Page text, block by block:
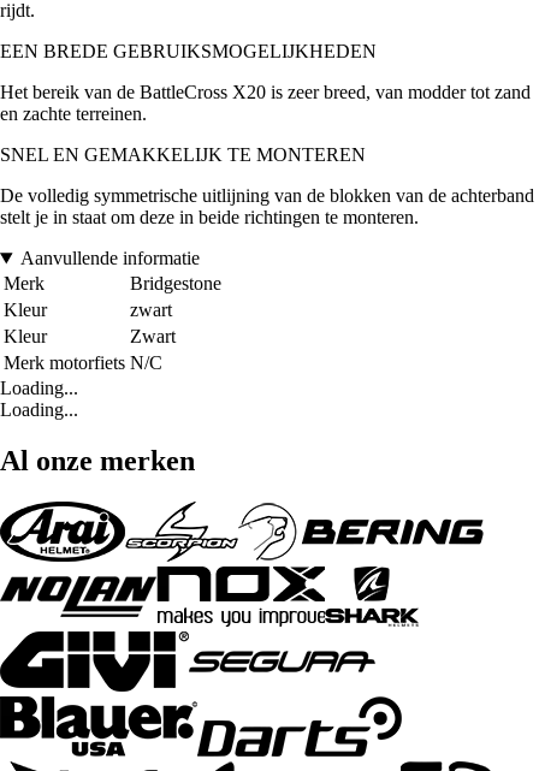
rijdt.
EEN BREDE GEBRUIKSMOGELIJKHEDEN
Het bereik van de BattleCross X20 is zeer breed, van modder tot zand
en zachte terreinen.
SNEL EN GEMAKKELIJK TE MONTEREN
De volledig symmetrische uitlijning van de blokken van de achterband
stelt je in staat om deze in beide richtingen te monteren.
Aanvullende informatie
Merk
Bridgestone
Kleur
zwart
Kleur
Zwart
Merk motorfiets N/C
Loading...
Loading...
Al onze merken